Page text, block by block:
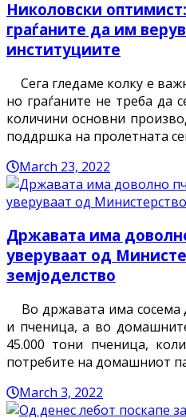
Николовски
граѓаните да им
институциите
Сега гледаме колку е
но граѓаните не треба да
количини основни
поддршка на пролетната
March 23, 2022
Државата има
уверуваат од
земјоделство
Во државата има сосема
и пченица, a во
45.000 тони пченица,
потребите на домашниот
March 3, 2022